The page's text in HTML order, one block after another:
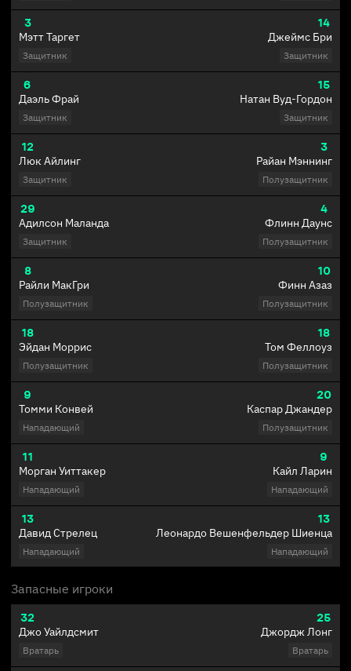
3
Мэтт Таргет
Защитник
6
Даэль Фрай
Защитник
12
Люк Айлинг
Защитник
29
Адилсон Маланда
Защитник
8
Райли МакГри
Полузащитник
18
Эйдан Моррис
Полузащитник
9
Томми Конвей
Нападающий
11
Морган Уиттакер
Нападающий
13
Давид Стрелец
Нападающий
14
Джеймс Бри
Защитник
15
Натан Вуд-Гордон
Защитник
3
Райан Мэннинг
Полузащитник
4
Флинн Даунс
Полузащитник
10
Финн Азаз
Полузащитник
18
Том Феллоуз
Полузащитник
20
Каспар Джандер
Полузащитник
9
Кайл Ларин
Нападающий
13
Леонардо Вешенфельдер Шиенца
Нападающий
Запасные игроки
32
Джо Уайлдсмит
Вратарь
25
Джордж Лонг
Вратарь